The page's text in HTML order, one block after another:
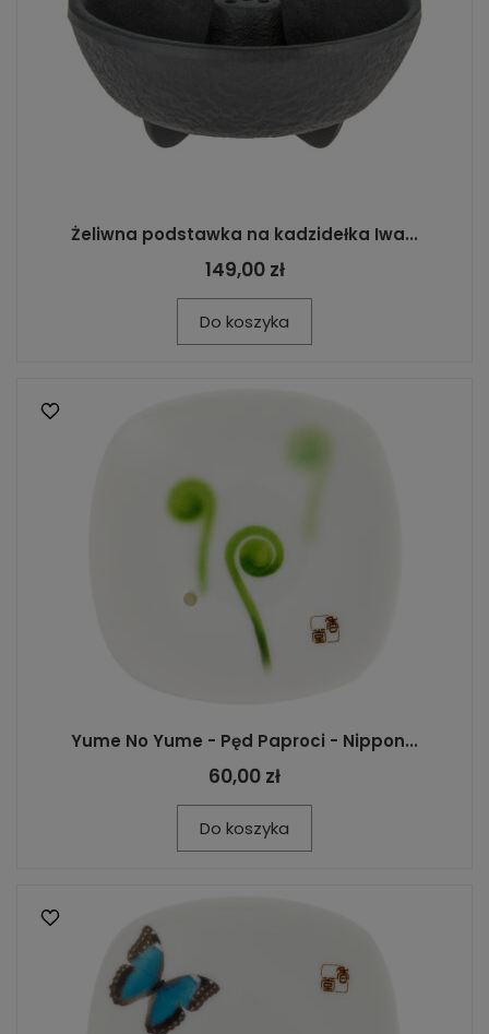
Żeliwna podstawka na kadzidełka Iwa...
149,00 zł
Do koszyka
Yume No Yume - Pęd Paproci - Nippon...
60,00 zł
Do koszyka